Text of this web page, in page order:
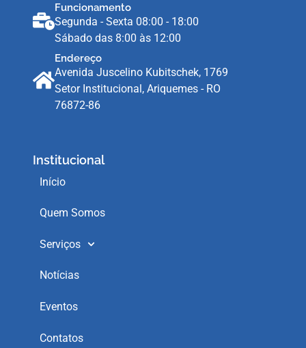
Funcionamento
Segunda - Sexta 08:00 - 18:00
Sábado das 8:00 às 12:00
Endereço
Avenida Juscelino Kubitschek, 1769
Setor Institucional, Ariquemes - RO
76872-86
Institucional
Início
Quem Somos
Serviços
Notícias
Eventos
Contatos